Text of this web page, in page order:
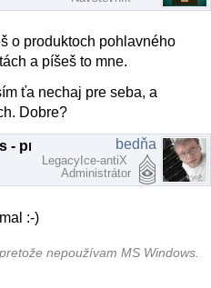
o produktoch pohlavného
a píšeš to mne.
ťa nechaj pre seba, a
Dobre?
bedňa
LegacyIce-antiX
Administrátor
:-)
nepoužívam MS Windows.